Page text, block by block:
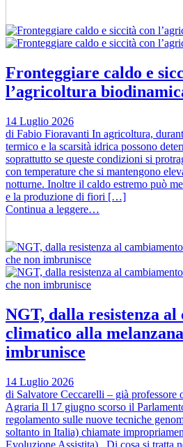
Fronteggiare caldo e
l’agricoltura
14 Luglio 2026
di Fabio Fioravanti In agricoltura,
termico e la scarsità idrica possono
soprattutto se queste condizioni si
con temperature che si mantengono
notturne. Inoltre il caldo estremo può
e la produzione di fiori […]
Continua a leggere…
NGT, dalla resistenza al
climatico alla
imbrunisce
14 Luglio 2026
di Salvatore Ceccarelli – già professore
Agraria Il 17 giugno scorso il
regolamento sulle nuove tecniche
soltanto in Italia) chiamate
Evoluzione Assistita). Di cosa si tratta